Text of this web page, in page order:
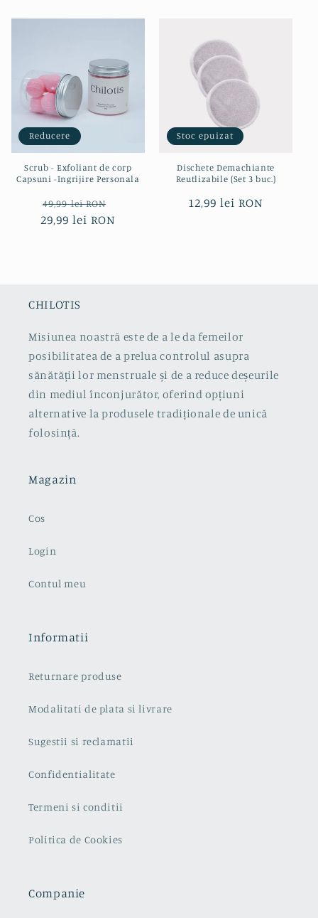
Reducere
Scrub - Exfoliant de corp
Capsuni -Ingrijire Personala
Preț
obișnuit
49,99 lei RON
redus
29,99 lei RON
Stoc epuizat
Dischete Demachiante
Reutlizabile (Set 3 buc.)
Preț
12,99 lei RON
CHILOTIS
Misiunea noastră este de a le da femeilor
posibilitatea de a prelua controlul asupra
sănătății lor menstruale și de a reduce deșeurile
din mediul înconjurător, oferind opțiuni
alternative la produsele tradiționale de unică
folosință.
Magazin
Cos
Login
Contul meu
Informatii
Returnare produse
Modalitati de plata si livrare
Sugestii si reclamatii
Confidentialitate
Termeni si conditii
Politica de Cookies
Companie